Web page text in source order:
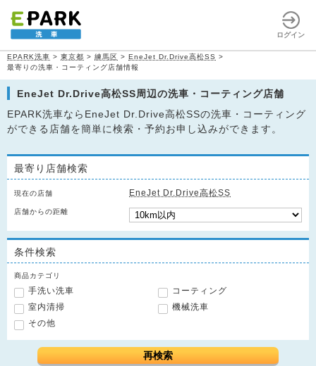
ログイン
EPARK洗車 > 東京都 > 練馬区 > EneJet Dr.Drive高松SS >
最寄りの洗車・コーティング店舗情報
EneJet Dr.Drive高松SS周辺の洗車・コーティング店舗
EPARK洗車ならEneJet Dr.Drive高松SSの洗車・コーティング
ができる店舗を簡単に検索・予約お申し込みができます。
最寄り店舗検索
現在の店舗 EneJet Dr.Drive高松SS
店舗からの距離
条件検索
商品カテゴリ
手洗い洗車
コーティング
室内清掃
機械洗車
その他
再検索